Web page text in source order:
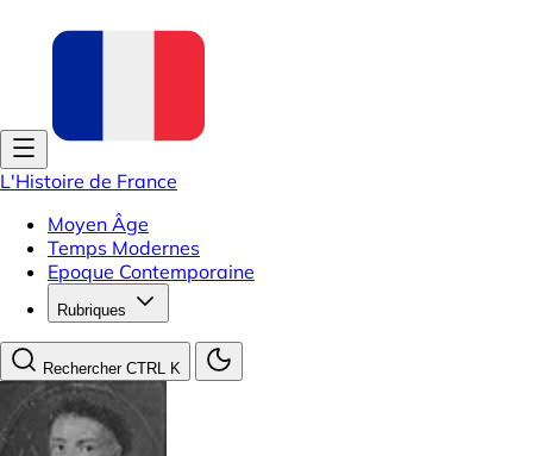
L'Histoire de France
Moyen Âge
Temps Modernes
Epoque Contemporaine
Rubriques
Rechercher CTRL K